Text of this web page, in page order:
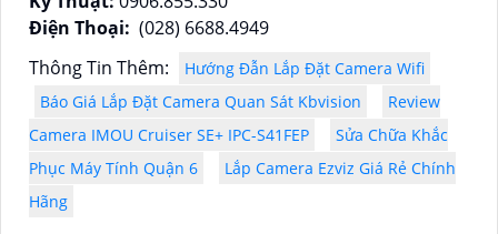
Điện Thoại: (028) 6688.4949
Thông Tin Thêm:
Hướng Đẫn Lắp Đặt Camera Wifi
Báo Giá Lắp Đặt Camera Quan Sát Kbvision
Review
Camera IMOU Cruiser SE+ IPC-S41FEP
Sửa Chữa Khắc
Phục Máy Tính Quận 6
Lắp Camera Ezviz Giá Rẻ Chính
Hãng